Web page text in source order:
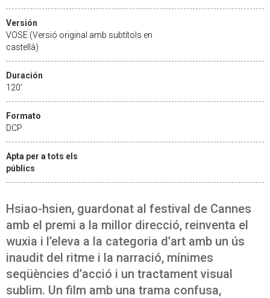
Versión
VOSE (Versió original amb subtítols en
castellà)
Duración
120'
Formato
DCP
Apta per a tots els
públics
Hsiao-hsien, guardonat al festival de Cannes
amb el premi a la millor direcció, reinventa el
wuxia i l’eleva a la categoria d’art amb un ús
inaudit del ritme i la narració, mínimes
seqüències d’acció i un tractament visual
sublim. Un film amb una trama confusa,